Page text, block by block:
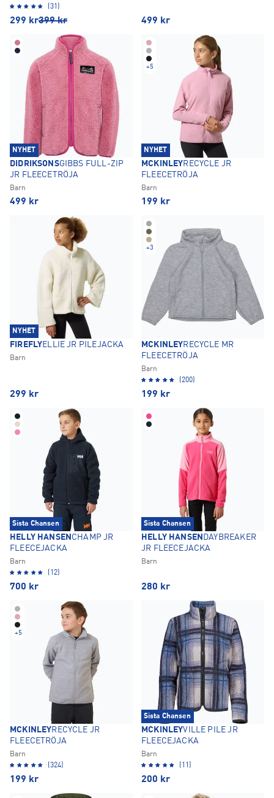
(31)
299 kr399 kr 499 kr
NYHET
DIDRIKSONSGIBBS FULL-ZIP
JR FLEECETRÖJA
Barn
499 kr
+5
NYHET
MCKINLEYRECYCLE JR
FLEECETRÖJA
Barn
199 kr
NYHET
FIREFLYELLIE JR PILEJACKA
Barn
299 kr
+3
MCKINLEYRECYCLE MR
FLEECETRÖJA
Barn
(200)
199 kr
Sista Chansen
HELLY HANSEN CHAMP JR
FLEECEJACKA
Barn
(12)
700 kr
Sista Chansen
HELLY HANSEN DAYBREAKER
JR FLEECEJACKA
Barn
280 kr
+5
MCKINLEYRECYCLE JR
FLEECETRÖJA
Barn
(324)
199 kr
Sista Chansen
MCKINLEYVILLE PILE JR
FLEECEJACKA
Barn
(11)
200 kr